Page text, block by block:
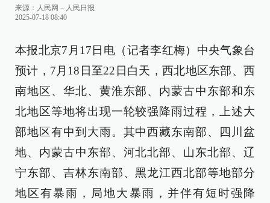
来源： 人民网－人民日报
2025-07-18 08:40
本报北京7月17日电（记者李红梅）中央气象台
预计，7月18日至22日白天，西北地区东部、西
南地区、华北、黄淮东部、内蒙古中东部和东
北地区等地将出现一轮较强降雨过程，上述大
部地区有中到大雨。其中西藏东南部、四川盆
地、内蒙古中东部、河北北部、山东北部、辽
宁东部、吉林东南部、黑龙江西北部等地部分
地区有暴雨，局地大暴雨，并伴有短时强降